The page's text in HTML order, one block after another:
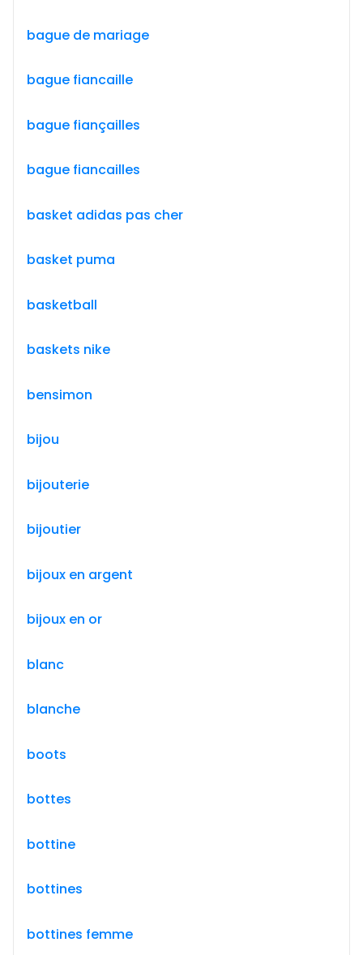
bague de mariage
bague fiancaille
bague fiançailles
bague fiancailles
basket adidas pas cher
basket puma
basketball
baskets nike
bensimon
bijou
bijouterie
bijoutier
bijoux en argent
bijoux en or
blanc
blanche
boots
bottes
bottine
bottines
bottines femme